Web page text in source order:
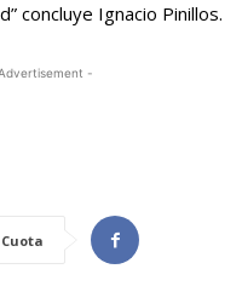
concluye Ignacio Pinillos.
-
Cuota